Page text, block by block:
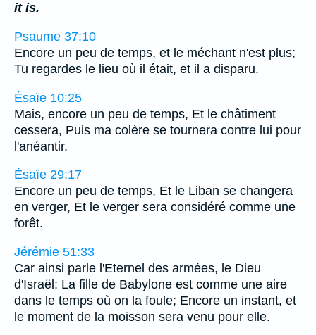
it is.
Psaume 37:10
Encore un peu de temps, et le méchant n'est plus;
Tu regardes le lieu où il était, et il a disparu.
Ésaïe 10:25
Mais, encore un peu de temps, Et le châtiment
cessera, Puis ma colère se tournera contre lui pour
l'anéantir.
Ésaïe 29:17
Encore un peu de temps, Et le Liban se changera
en verger, Et le verger sera considéré comme une
forêt.
Jérémie 51:33
Car ainsi parle l'Eternel des armées, le Dieu
d'Israël: La fille de Babylone est comme une aire
dans le temps où on la foule; Encore un instant, et
le moment de la moisson sera venu pour elle.